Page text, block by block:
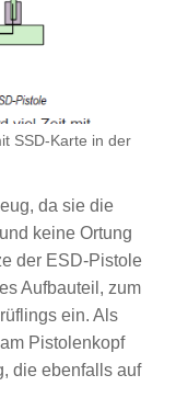
SSD-Karte in der
da sie die
keine Ortung
der ESD-Pistole
Aufbauteil, zum
ein. Als
Pistolenkopf
die ebenfalls auf